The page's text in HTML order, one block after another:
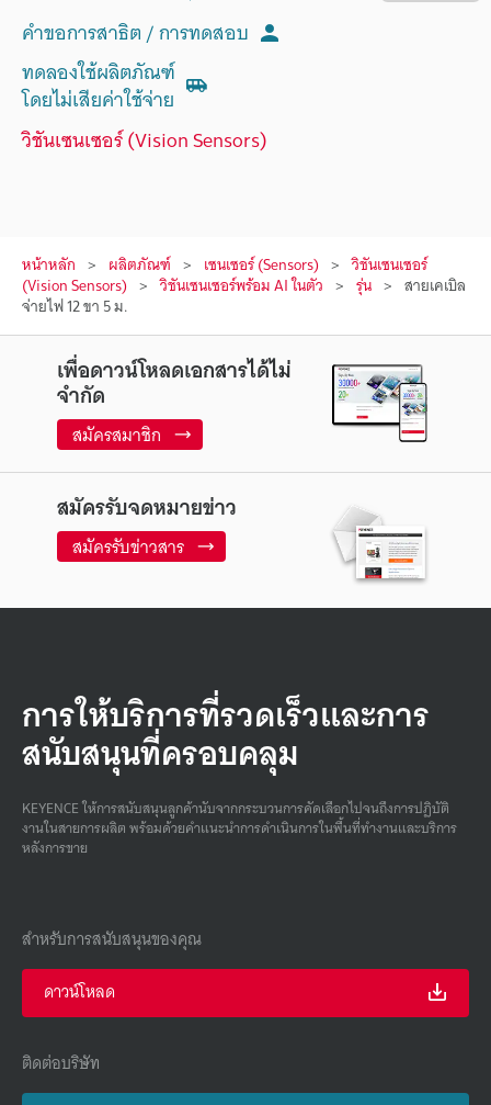
คำขอการสาธิต / การทดสอบ
ทดลองใช้ผลิตภัณฑ์
โดยไม่เสียค่าใช้จ่าย
วิชันเซนเซอร์ (Vision Sensors)
หน้าหลัก ผลิตภัณฑ์ เซนเซอร์ (Sensors) วิชันเซนเซอร์
(Vision Sensors) วิชันเซนเซอร์พร้อม AI ในตัว รุ่น สายเคเบิล
จ่ายไฟ 12 ขา 5 ม.
เพื่อดาวน์โหลดเอกสารได้ไม่
จำกัด
สมัครสมาชิก
สมัครรับจดหมายข่าว
สมัครรับข่าวสาร
การให้บริการที่รวดเร็วและการ
สนับสนุนที่ครอบคลุม
KEYENCE ให้การสนับสนุนลูกค้านับจากกระบวนการคัดเลือกไปจนถึงการปฏิบัติ
งานในสายการผลิต พร้อมด้วยคําแนะนําการดําเนินการในพื้นที่ทํางานและบริการ
หลังการขาย
สำหรับการสนับสนุนของคุณ
ดาวน์โหลด
ติดต่อบริษัท